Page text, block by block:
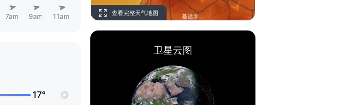
7am 9am 11am
17°
查看完整天气地图
卫星云图